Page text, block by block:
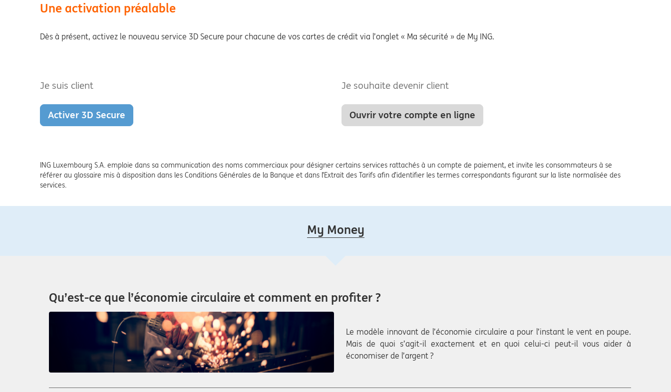
Une activation préalable
Dès à présent, activez le nouveau service 3D Secure pour chacune de vos cartes de crédit via l’onglet « Ma sécurité » de My ING.
Je suis client
Activer 3D Secure
Je souhaite devenir client
Ouvrir votre compte en ligne
ING Luxembourg S.A. emploie dans sa communication des noms commerciaux pour désigner certains services rattachés à un compte de paiement, et invite les consommateurs à se
référer au glossaire mis à disposition dans les Conditions Générales de la Banque et dans l’Extrait des Tarifs afin d’identifier les termes correspondants figurant sur la liste normalisée des
services.
My Money
Qu’est-ce que l’économie circulaire et comment en profiter ?
Le modèle innovant de l’économie circulaire a pour l’instant le vent en poupe.
Mais de quoi s’agit-il exactement et en quoi celui-ci peut-il vous aider à
économiser de l’argent ?